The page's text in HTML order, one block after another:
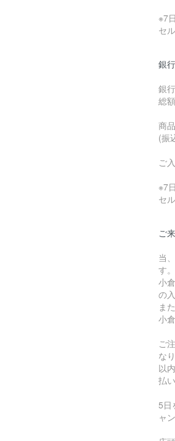
※7
セ
銀
銀
総
商
(振
ご
※7
セ
ご
当
す
小
の
ま
小
ご
な
以
払
5日
ャ